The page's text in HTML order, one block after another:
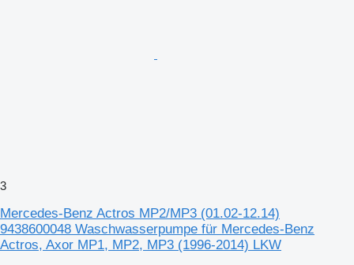
3
Mercedes-Benz Actros MP2/MP3 (01.02-12.14)
9438600048 Waschwasserpumpe für Mercedes-Benz
Actros, Axor MP1, MP2, MP3 (1996-2014) LKW